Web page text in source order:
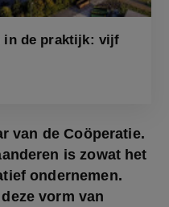
in de praktijk: vijf
van de Coöperatie.
is zowat het
ondernemen.
vorm van